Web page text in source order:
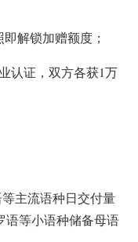
解锁加赠额度；
认证，双方各获1万
主流语种日交付量
语等小语种储备母语